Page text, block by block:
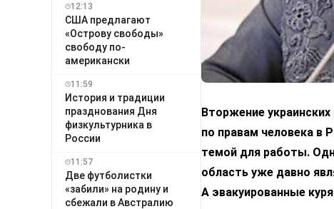
12:13
США предлагают
«Острову свободы»
свободу по-
американски
11:59
История и традиции
празднования Дня
физкультурника в
России
11:57
Две футболистки
«забили» на родину и
сбежали в Австралию
Вторжение
по правам человека
темой для работы.
область уже давно
А эвакуированные